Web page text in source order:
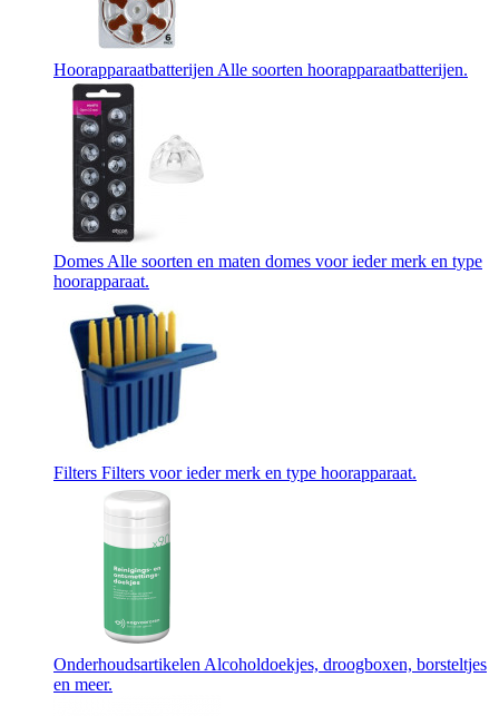
Hoorapparaatbatterijen Alle soorten hoorapparaatbatterijen.
Domes Alle soorten en maten domes voor ieder merk en type
hoorapparaat.
Filters Filters voor ieder merk en type hoorapparaat.
Onderhoudsartikelen Alcoholdoekjes, droogboxen, borsteltjes
en meer.